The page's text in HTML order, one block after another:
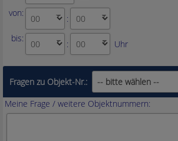
von:
:
bis:
: Uhr
Fragen zu Objekt-Nr.:
Meine Frage / weitere Objektnummern: